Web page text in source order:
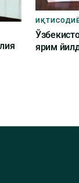
ярим